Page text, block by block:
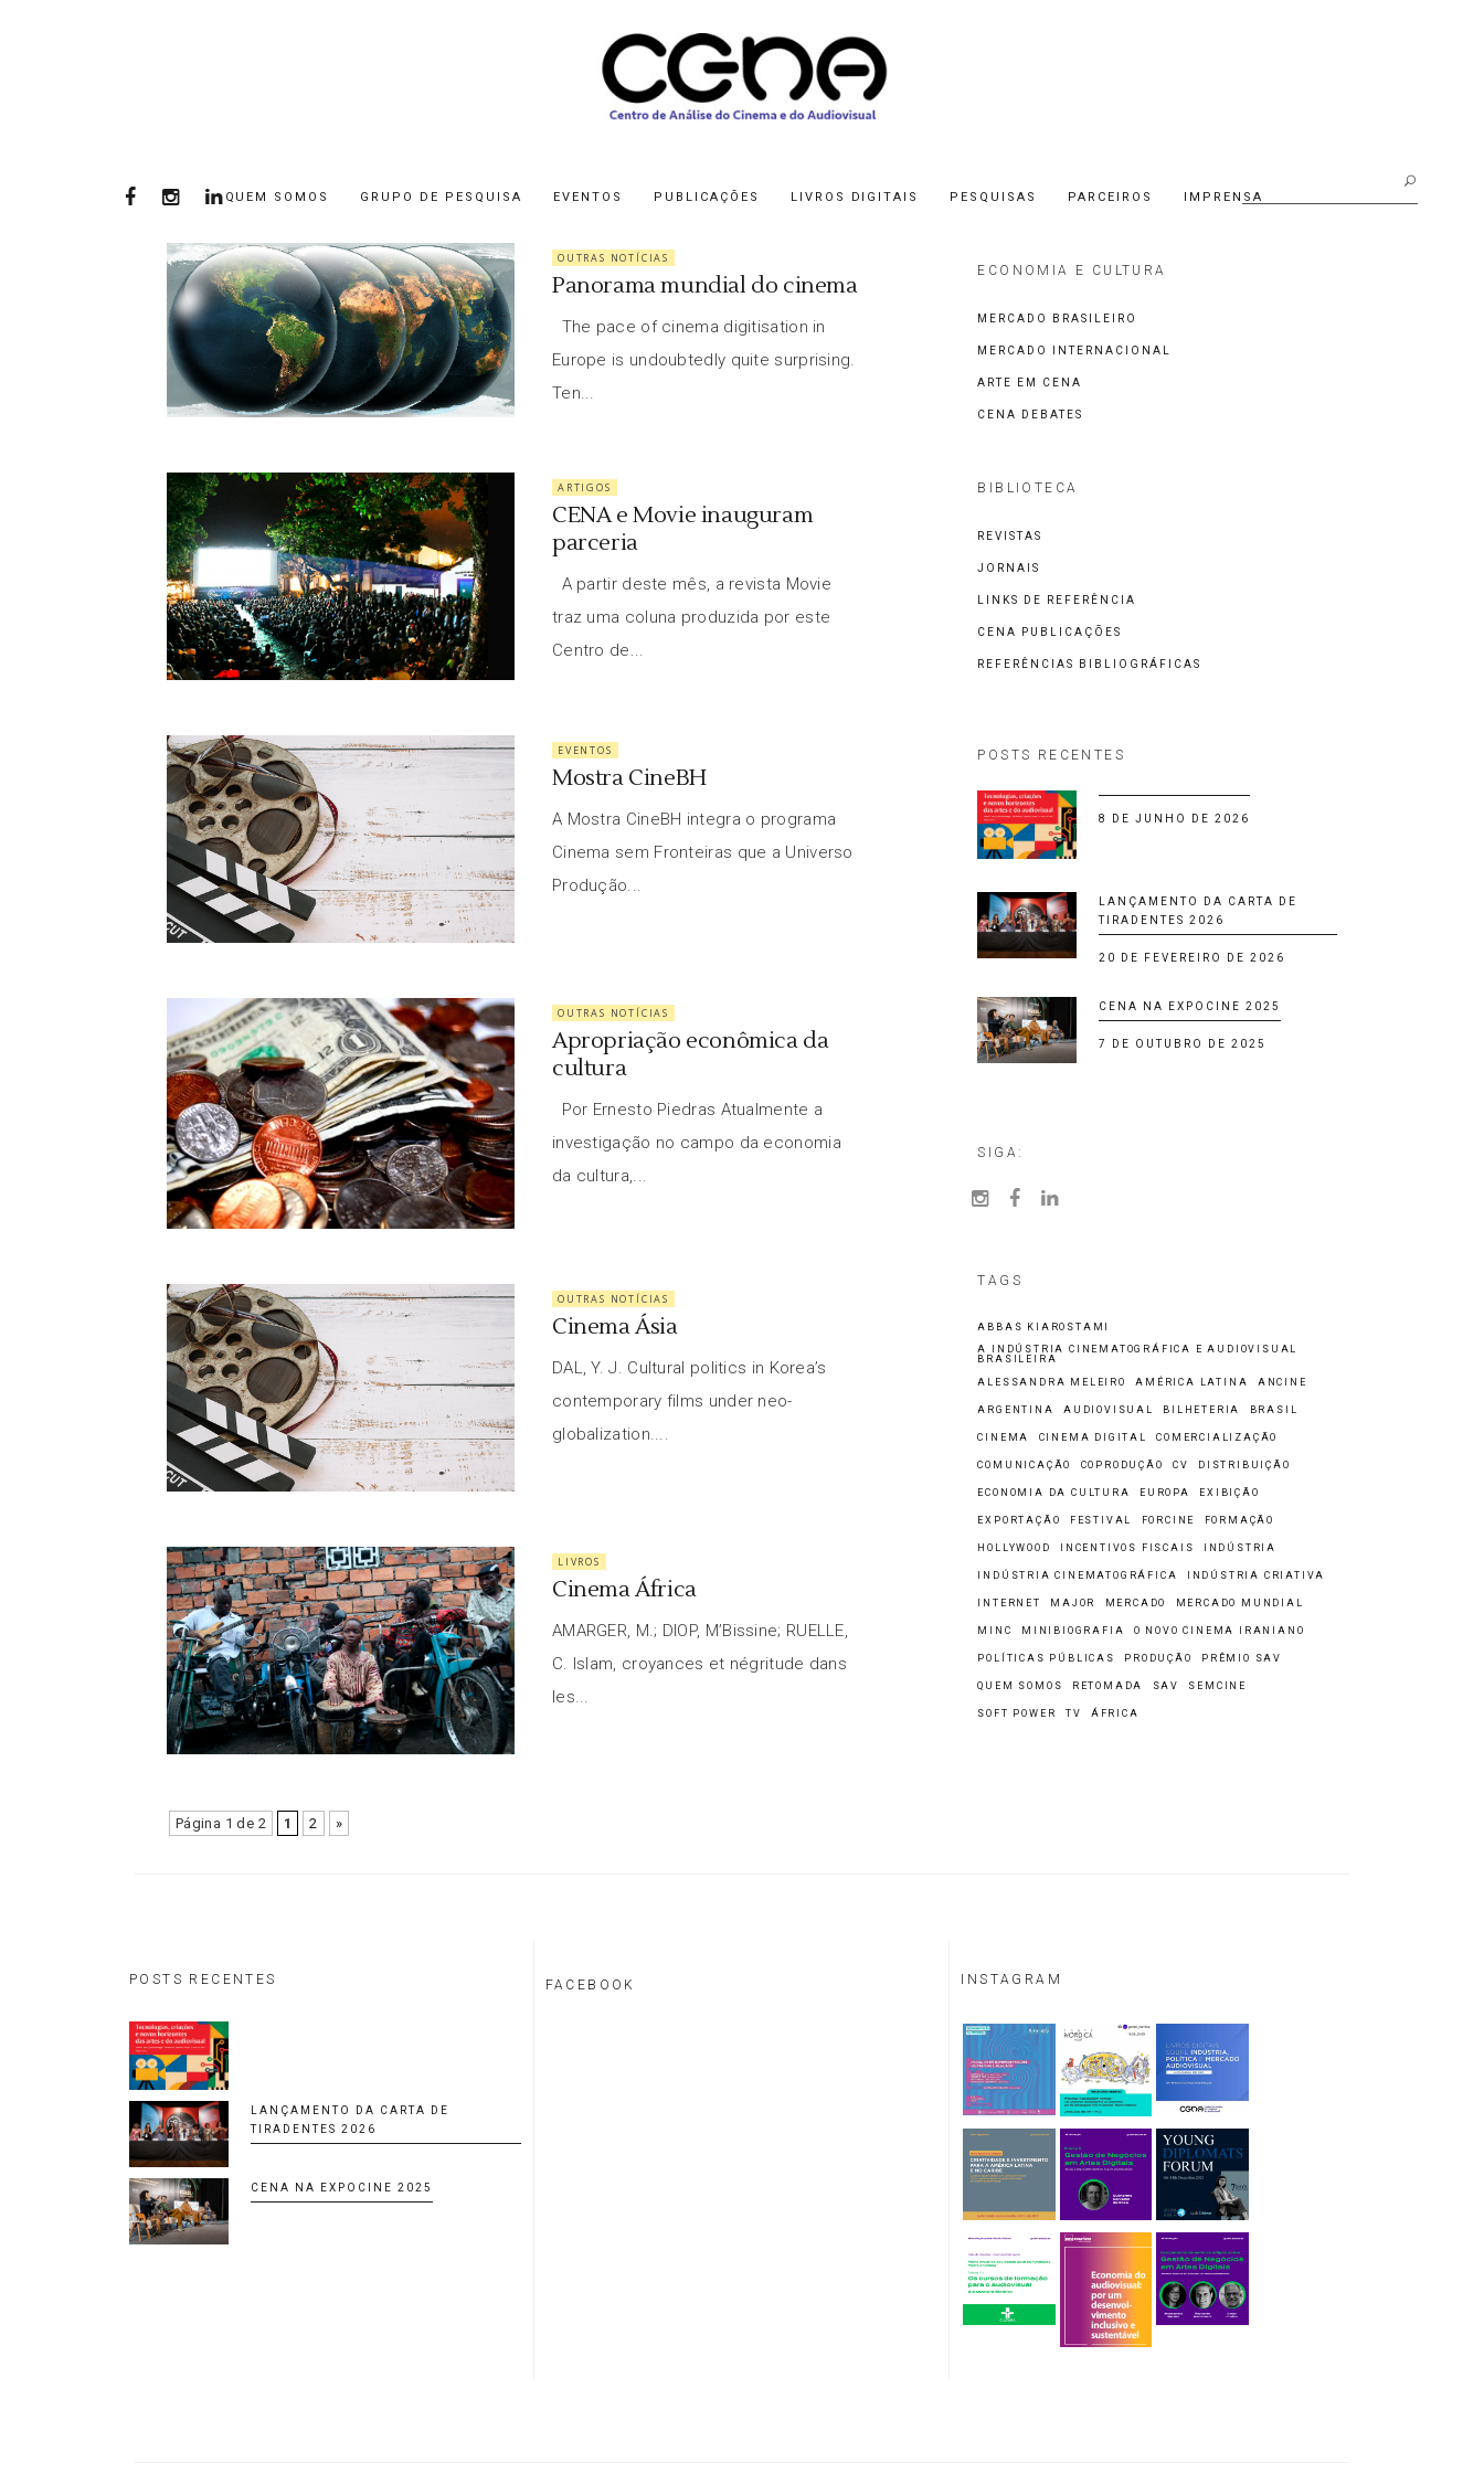
QUEM SOMOS GRUPO DE PESQUISA EVENTOS PUBLICAÇÕES LIVROS DIGITAIS PESQUISAS PARCEIROS IMPRENSA
OUTRAS NOTÍCIAS
Panorama mundial do cinema
The pace of cinema digitisation in
Europe is undoubtedly quite surprising.
Ten...
ARTIGOS
CENA e Movie inauguram
parceria
A partir deste mês, a revista Movie
traz uma coluna produzida por este
Centro de...
EVENTOS
Mostra CineBH
A Mostra CineBH integra o programa
Cinema sem Fronteiras que a Universo
Produção...
OUTRAS NOTÍCIAS
Apropriação econômica da
cultura
Por Ernesto Piedras Atualmente a
investigação no campo da economia
da cultura,...
OUTRAS NOTÍCIAS
Cinema Ásia
DAL, Y. J. Cultural politics in Korea’s
contemporary films under neo-
globalization....
LIVROS
Cinema África
AMARGER, M.; DIOP, M’Bissine; RUELLE,
C. Islam, croyances et négritude dans
les...
Página 1 de 2 1 2 »
ECONOMIA E CULTURA
MERCADO BRASILEIRO
MERCADO INTERNACIONAL
ARTE EM CENA
CENA DEBATES
BIBLIOTECA
REVISTAS
JORNAIS
LINKS DE REFERÊNCIA
CENA PUBLICAÇÕES
REFERÊNCIAS BIBLIOGRÁFICAS
POSTS RECENTES
8 DE JUNHO DE 2026
LANÇAMENTO DA CARTA DE
TIRADENTES 2026
20 DE FEVEREIRO DE 2026
CENA NA EXPOCINE 2025
7 DE OUTUBRO DE 2025
SIGA:
TAGS
ABBAS KIAROSTAMI
A INDÚSTRIA CINEMATOGRÁFICA E AUDIOVISUAL
BRASILEIRA
ALESSANDRA MELEIRO AMÉRICA LATINA ANCINE
ARGENTINA AUDIOVISUAL BILHETERIA BRASIL
CINEMA CINEMA DIGITAL COMERCIALIZAÇÃO
COMUNICAÇÃO COPRODUÇÃO CV DISTRIBUIÇÃO
ECONOMIA DA CULTURA EUROPA EXIBIÇÃO
EXPORTAÇÃO FESTIVAL FORCINE FORMAÇÃO
HOLLYWOOD INCENTIVOS FISCAIS INDÚSTRIA
INDÚSTRIA CINEMATOGRÁFICA INDÚSTRIA CRIATIVA
INTERNET MAJOR MERCADO MERCADO MUNDIAL
MINC MINIBIOGRAFIA O NOVO CINEMA IRANIANO
POLÍTICAS PÚBLICAS PRODUÇÃO PRÊMIO SAV
QUEM SOMOS RETOMADA SAV SEMCINE
SOFT POWER TV ÁFRICA
POSTS RECENTES
LANÇAMENTO DA CARTA DE
TIRADENTES 2026
CENA NA EXPOCINE 2025
FACEBOOK INSTAGRAM